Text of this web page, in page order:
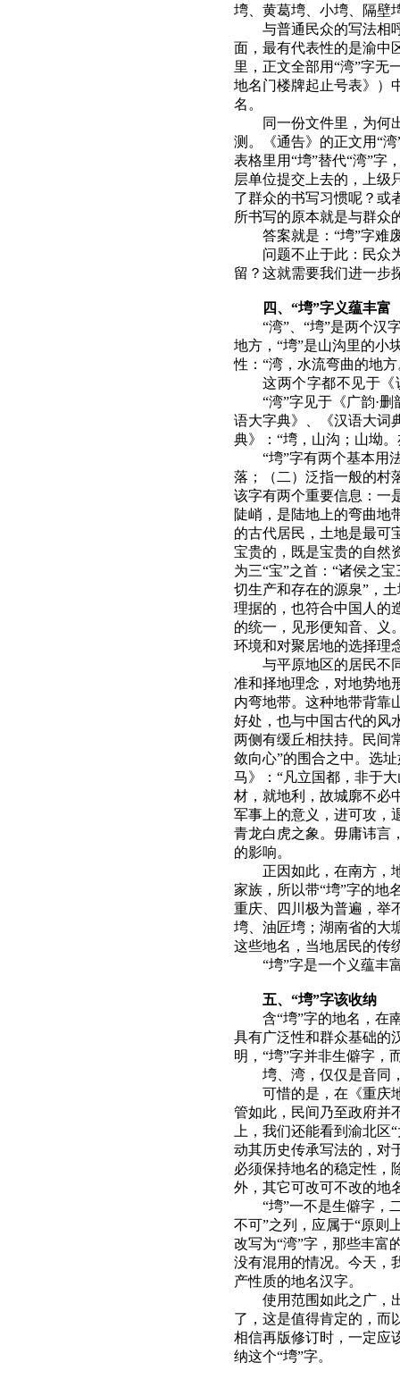
塆、黄葛塆、小塆、隔
与普通民众的写法相
面，最有代表性的是渝中
里，正文全部用“湾”字无
地名门楼牌起止号表》）
名。
同一份文件里，为何
测。《通告》的正文用“
表格里用“塆”替代“湾”字
层单位提交上去的，上级
了群众的书写习惯呢？或
所书写的原本就是与群众
答案就是：“塆”字难
问题不止于此：民众
留？这就需要我们进一步
四、“塆”字义蕴丰富
“湾”、“塆”是两个汉
地方，“塆”是山沟里的小
性：“湾，水流弯曲的地
这两个字都不见于《
“湾”字见于《广韵·
语大字典》、《汉语大词
典》：“塆，山沟；山坳
“塆”字有两个基本用
落；（二）泛指一般的村
该字有两个重要信息：一
陡峭，是陆地上的弯曲地
的古代居民，土地是最可
宝贵的，既是宝贵的自然
为三“宝”之首：“诸侯之
切生产和存在的源泉”，
理据的，也符合中国人的
的统一，见形便知音、义
环境和对聚居地的选择理
与平原地区的居民不
准和择地理念，对地势地
内弯地带。这种地带背靠
好处，也与中国古代的风
两侧有缓丘相扶持。民间
敛向心”的围合之中。选
马》：“凡立国都，非于
材，就地利，故城廓不必
军事上的意义，进可攻，
青龙白虎之象。毋庸讳言
的影响。
正因如此，在南方，
家族，所以带“塆”字的地
重庆、四川极为普遍，举
塆、油匠塆；湖南省的大
这些地名，当地居民的传
“塆”字是一个义蕴丰
五、“塆”字该收纳
含“塆”字的地名，在
具有广泛性和群众基础的
明，“塆”字并非生僻字，
塆、湾，仅仅是音同
可惜的是，在《重庆
管如此，民间乃至政府并
上，我们还能看到渝北
动其历史传承写法的，对
必须保持地名的稳定性，
外，其它可改可不改的地
“塆”一不是生僻字，
不可”之列，应属于“原则
改写为“湾”字，那些丰富
没有混用的情况。今天，
产性质的地名汉字。
使用范围如此之广，
了，这是值得肯定的，而
相信再版修订时，一定应
纳这个“塆”字。